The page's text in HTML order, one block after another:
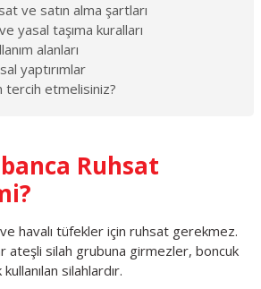
ve satın alma şartları
yasal taşıma kuralları
alanları
yaptırımlar
tercih etmelisiniz?
Ruhsat
havalı tüfekler için ruhsat gerekmez.
ateşli silah grubuna girmezler, boncuk
silahlardır.